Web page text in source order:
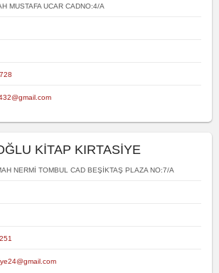
MUSTAFA UCAR CADNO:4/A
KİTAP KIRTASİYE
NERMİ TOMBUL CAD BEŞİKTAŞ PLAZA NO:7/A